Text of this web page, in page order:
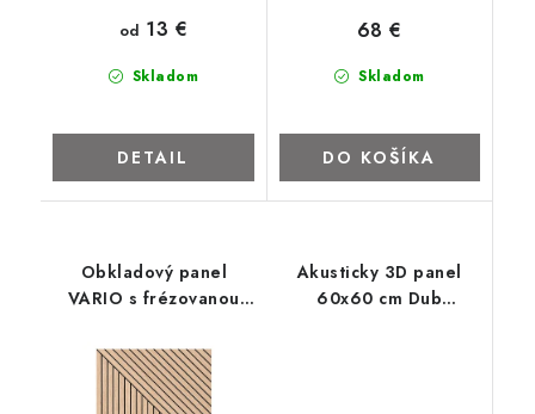
Nábytok na mieru
Najpredávanejšie produkty
Hodnotenie obchodu
Odstúpenie od zmluvy - vrátenie
Skladom
od 13 €
DETAIL
Skladom
68 €
DO KOŠÍKA
Obkladový panel
VARIO s frézovanou
Akusticky 3D panel
60x60 cm Dub